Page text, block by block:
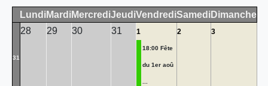
LundiMardiMercrediJeudiVendrediSamediDimanche
31
28 29 30 31 1
18:00 Fête
du 1er aoû
...
2 3